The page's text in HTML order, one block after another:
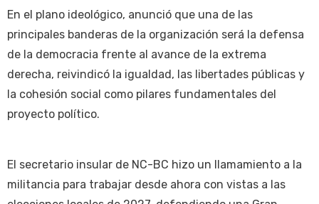
En el plano ideológico, anunció que una de las
principales banderas de la organización será la defensa
de la democracia frente al avance de la extrema
derecha, reivindicó la igualdad, las libertades públicas y
la cohesión social como pilares fundamentales del
proyecto político.
El secretario insular de NC-BC hizo un llamamiento a la
militancia para trabajar desde ahora con vistas a las